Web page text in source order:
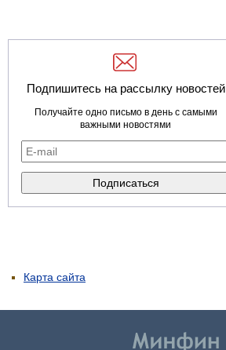
Подпишитесь на рассылку новостей
Получайте одно письмо в день с самыми
важными новостями
Карта сайта